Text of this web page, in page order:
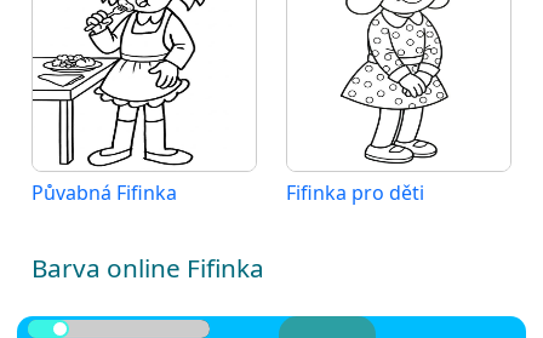
Půvabná Fifinka Fifinka pro děti
Barva online Fifinka